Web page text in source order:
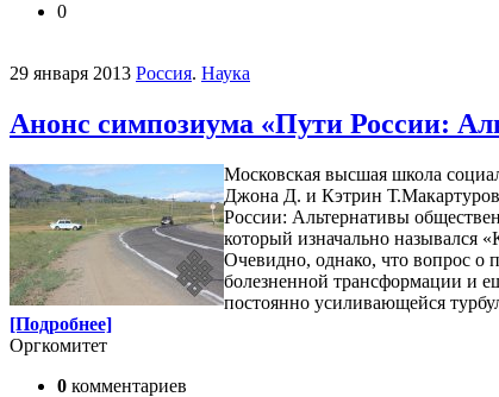
0
29 января 2013 Россия. Наука
Анонс симпозиума «Пути России:
Московская высшая школа
Джона Д. и Кэтрин
России: Альтернативы
который изначально назывался
Очевидно, однако, что вопрос о
болезненной трансформации и
постоянно усиливающейся
[Подробнее]
Оргкомитет
0 комментариев